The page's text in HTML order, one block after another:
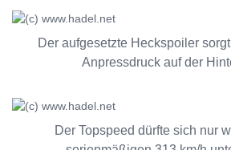
Der aufgesetzte Heckspoiler
Anpressdruck auf der
Der Topspeed dürfte sich nur